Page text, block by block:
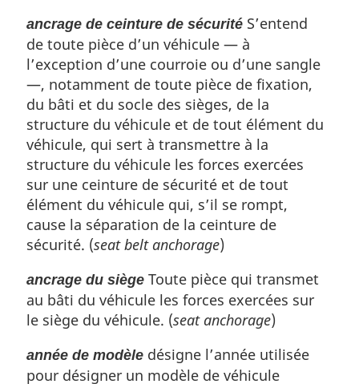
ancrage de ceinture de sécurité S’entend
de toute pièce d’un véhicule — à
l’exception d’une courroie ou d’une sangle
—, notamment de toute pièce de fixation,
du bâti et du socle des sièges, de la
structure du véhicule et de tout élément du
véhicule, qui sert à transmettre à la
structure du véhicule les forces exercées
sur une ceinture de sécurité et de tout
élément du véhicule qui, s’il se rompt,
cause la séparation de la ceinture de
sécurité. (seat belt anchorage)
ancrage du siège Toute pièce qui transmet
au bâti du véhicule les forces exercées sur
le siège du véhicule. (seat anchorage)
année de modèle désigne l’année utilisée
pour désigner un modèle de véhicule